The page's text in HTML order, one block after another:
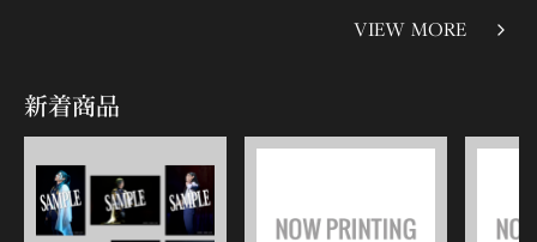
VIEW MORE
新着商品